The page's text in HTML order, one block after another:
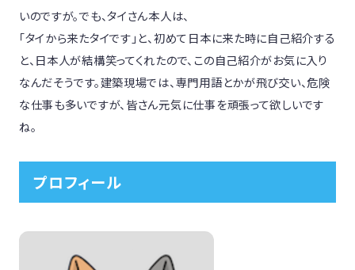
いのですが。でも、タイさん本人は、
「タイから来たタイです」と、初めて日本に来た時に自己紹介する
と、日本人が結構笑ってくれたので、この自己紹介がお気に入り
なんだそうです。建築現場では、専門用語とかが飛び交い、危険
な仕事も多いですが、皆さん元気に仕事を頑張って欲しいです
ね。
プロフィール